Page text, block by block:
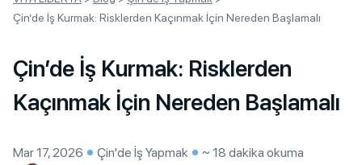
Çin’de İş Kurmak: Risklerden Kaçınmak İçin Nereden Başlamalı
Çin’de İş Kurmak: Risklerden
Kaçınmak İçin Nereden Başlamalı
Mar 17, 2026 Çin'de İş Yapmak ~ 18 dakika okuma